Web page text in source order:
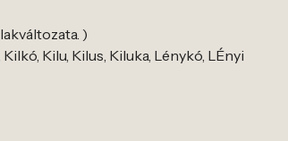
)
Kilu, Kilus, Kiluka, Lénykó, LÉnyi